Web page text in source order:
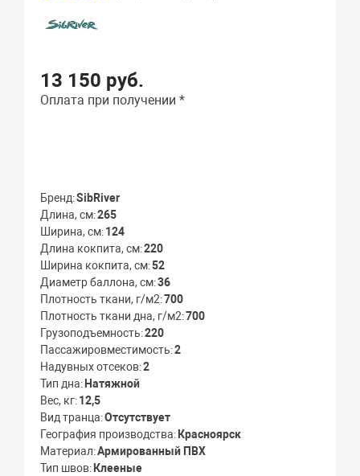
13 150 руб.
Оплата при получении *
Бренд SibRiver
Длина, см 265
Ширина, см 124
Длина кокпита, см 220
Ширина кокпита, см 52
Диаметр баллона, см 36
Плотность ткани, г/м2 700
Плотность ткани дна, г/м2 700
Грузоподъемность 220
Пассажировместимость 2
Надувных отсеков 2
Тип дна Натяжной
Вес, кг 12,5
Вид транца Отсутствует
География производства Красноярск
Материал Армированный ПВХ
Тип швов Клееные